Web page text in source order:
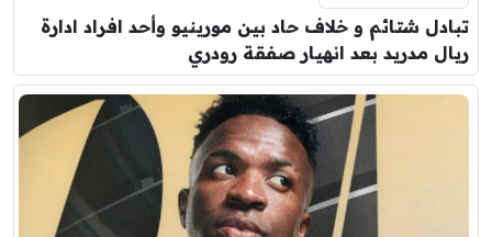
تبادل شتائم و خلاف حاد بين مورينيو وأحد افراد ادارة
ريال مدريد بعد انهيار صفقة رودري